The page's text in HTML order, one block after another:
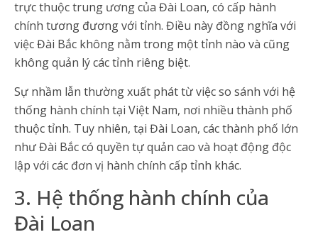
trực thuộc trung ương của Đài Loan, có cấp hành
chính tương đương với tỉnh. Điều này đồng nghĩa với
việc Đài Bắc không nằm trong một tỉnh nào và cũng
không quản lý các tỉnh riêng biệt.
Sự nhầm lẫn thường xuất phát từ việc so sánh với hệ
thống hành chính tại Việt Nam, nơi nhiều thành phố
thuộc tỉnh. Tuy nhiên, tại Đài Loan, các thành phố lớn
như Đài Bắc có quyền tự quản cao và hoạt động độc
lập với các đơn vị hành chính cấp tỉnh khác.
3. Hệ thống hành chính của
Đài Loan